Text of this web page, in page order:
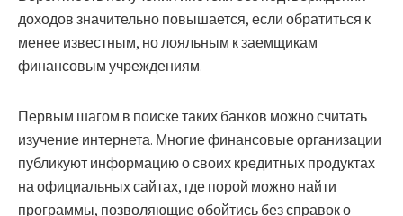
доходов значительно повышается, если обратиться к
менее известным, но лояльным к заемщикам
финансовым учреждениям.
Первым шагом в поиске таких банков можно считать
изучение интернета. Многие финансовые организации
публикуют информацию о своих кредитных продуктах
на официальных сайтах, где порой можно найти
программы, позволяющие обойтись без справок о